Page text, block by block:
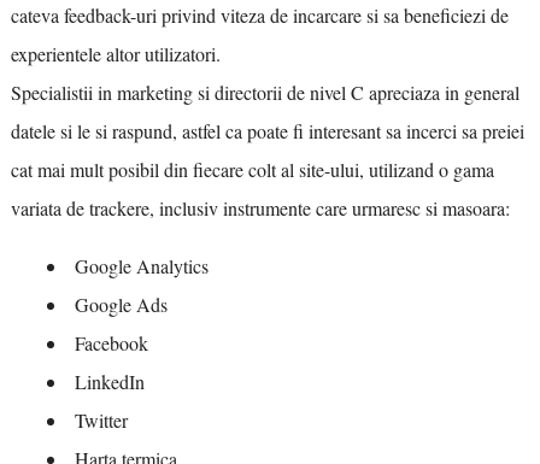
cateva feedback-uri privind viteza de incarcare si sa beneficiezi de
experientele altor utilizatori.
Specialistii in marketing si directorii de nivel C apreciaza in general
datele si le si raspund, astfel ca poate fi interesant sa incerci sa preiei
cat mai mult posibil din fiecare colt al site-ului, utilizand o gama
variata de trackere, inclusiv instrumente care urmaresc si masoara:
Google Analytics
Google Ads
Facebook
LinkedIn
Twitter
Harta termica